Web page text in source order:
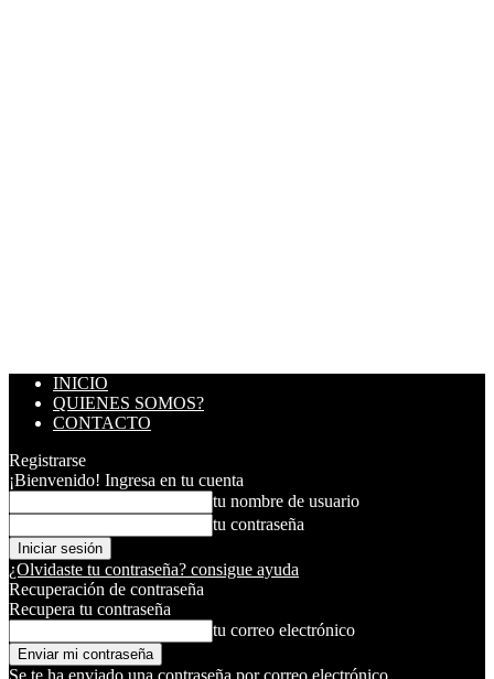
INICIO
QUIENES SOMOS?
CONTACTO
Registrarse
¡Bienvenido! Ingresa en tu cuenta
tu nombre de usuario
tu contraseña
¿Olvidaste tu contraseña? consigue ayuda
Recuperación de contraseña
Recupera tu contraseña
tu correo electrónico
Se te ha enviado una contraseña por correo electrónico.